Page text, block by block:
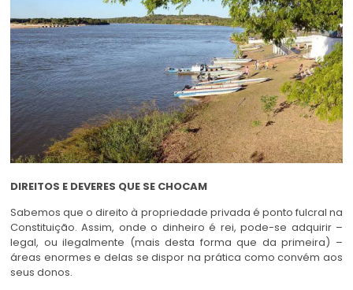
DIREITOS E DEVERES QUE SE CHOCAM
Sabemos que o direito à propriedade privada é ponto fulcral na
Constituição. Assim, onde o dinheiro é rei, pode-se adquirir –
legal, ou ilegalmente (mais desta forma que da primeira) –
áreas enormes e delas se dispor na prática como convém aos
seus donos.